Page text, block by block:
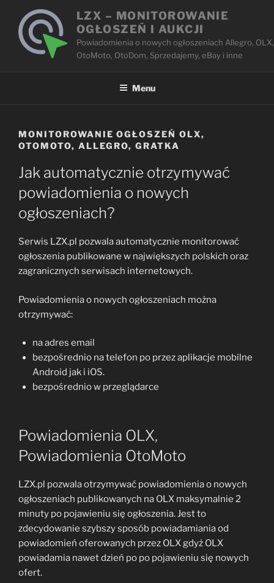
treści
LZX – MONITOROWANIE
OGŁOSZEŃ I AUKCJI
Powiadomienia o nowych ogłoszeniach Allegro, OLX,
OtoMoto, OtoDom, Sprzedajemy, eBay i inne
Menu
MONITOROWANIE OGŁOSZEŃ OLX,
OTOMOTO, ALLEGRO, GRATKA
Jak automatycznie otrzymywać
powiadomienia o nowych
ogłoszeniach?
Serwis LZX.pl pozwala automatycznie monitorować
ogłoszenia publikowane w największych polskich oraz
zagranicznych serwisach internetowych.
Powiadomienia o nowych ogłoszeniach można
otrzymywać:
na adres email
bezpośrednio na telefon po przez aplikacje mobilne
Android jak i iOS.
bezpośrednio w przeglądarce
Powiadomienia OLX,
Powiadomienia OtoMoto
LZX.pl pozwala otrzymywać powiadomienia o nowych
ogłoszeniach publikowanych na OLX maksymalnie 2
minuty po pojawieniu się ogłoszenia. Jest to
zdecydowanie szybszy sposób powiadamiania od
powiadomień oferowanych przez OLX gdyż OLX
powiadamia nawet dzień po po pojawieniu się nowych
ofert.